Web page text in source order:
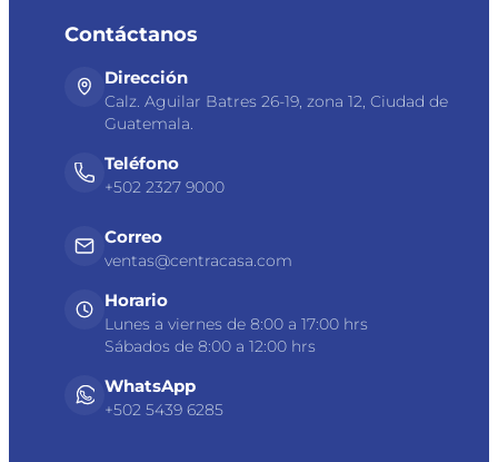
Contáctanos
Dirección
Calz. Aguilar Batres 26-19, zona 12, Ciudad de
Guatemala.
Teléfono
+502 2327 9000
Correo
ventas@centracasa.com
Horario
Lunes a viernes de 8:00 a 17:00 hrs
Sábados de 8:00 a 12:00 hrs
WhatsApp
+502 5439 6285